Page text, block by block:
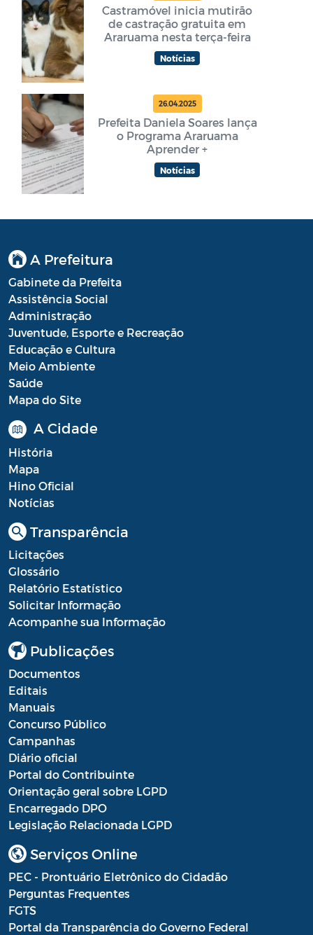
Castramóvel inicia mutirão
de castração gratuita em
Araruama nesta terça-feira
Notícias
26.04.2025
Prefeita Daniela Soares lança
o Programa Araruama
Aprender +
Notícias
A Prefeitura
Gabinete da Prefeita
Assistência Social
Administração
Juventude, Esporte e Recreação
Educação e Cultura
Meio Ambiente
Saúde
Mapa do Site
A Cidade
História
Mapa
Hino Oficial
Notícias
Transparência
Licitações
Glossário
Relatório Estatístico
Solicitar Informação
Acompanhe sua Informação
Publicações
Documentos
Editais
Manuais
Concurso Público
Campanhas
Diário oficial
Portal do Contribuinte
Orientação geral sobre LGPD
Encarregado DPO
Legislação Relacionada LGPD
Serviços Online
PEC - Prontuário Eletrônico do Cidadão
Perguntas Frequentes
FGTS
Portal da Transparência do Governo Federal